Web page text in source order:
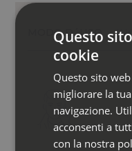
MODO D´USO
Questo
cookie
Questo sito
migliorare la
navigazione.
acconsenti a
con la nostra